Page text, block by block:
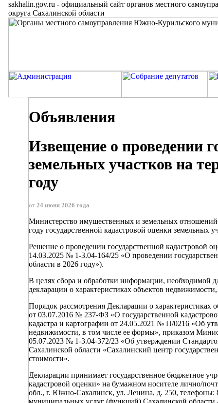
sakhalin.gov.ru - официальный сайт органов местного
округа Сахалинской области
Объявления
Извещение о проведении
земельных участков на
году
от 24 июня 2026 года
Министерство имущественных и земельных
году государственной кадастровой оценки
Решение о проведении государственной кадастровой
14.03.2025 № 1-3.04-164/25 «О проведении
области в 2026 году»).
В целях сбора и обработки информации, необходимой
декларации о характеристиках объектов
Порядок рассмотрения Декларации о характеристиках
от 03.07.2016 № 237-ФЗ «О государственной
кадастра и картографии от 24.05.2021 № П/0216 «Об
недвижимости, в том числе ее формы», приказом
05.07.2023 № 1-3.04-372/23 «Об утверждении
Сахалинской области «Сахалинский центр
стоимости».
Декларации принимает государственное бюджетное
кадастровой оценки» на бумажном носителе лично/
обл., г. Южно-Сахалинск, ул. Ленина, д. 250, телефоны: